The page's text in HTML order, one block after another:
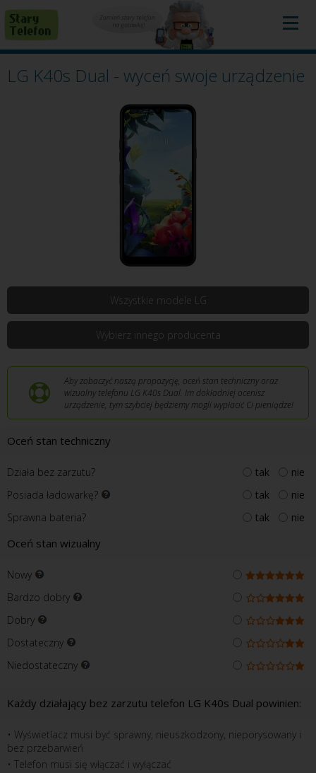
LG K40s Dual - wyceń swoje urządzenie
Wszystkie modele LG
Wybierz innego producenta
Aby zobaczyć naszą propozycję, oceń stan techniczny oraz
wizualny telefonu LG K40s Dual. Im dokładniej ocenisz
urządzenie, tym szybciej będziemy mogli wypłacić Ci pieniądze!
Oceń stan techniczny
Działa bez zarzutu? nie
tak
Posiada ładowarkę?
nie
tak
Sprawna bateria?
nie
tak
Oceń stan wizualny
Nowy
Bardzo dobry
Dobry
Dostateczny
Niedostateczny
Każdy działający bez zarzutu telefon LG K40s Dual powinien:
• Wyświetlacz musi być sprawny, nieuszkodzony, nieporysowany i
bez przebarwień
• Telefon musi się włączać i wyłączać